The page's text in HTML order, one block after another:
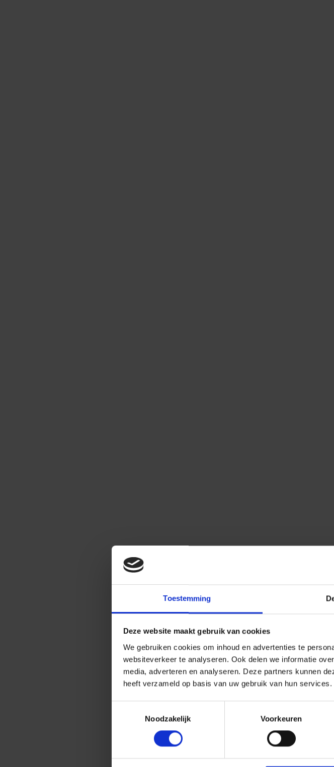
Toestemming
Deze website maakt gebruik van cookies
We gebruiken cookies om inhoud en advertenties te
websiteverkeer te analyseren. Ook delen we informatie
media, adverteren en analyseren. Deze partners kunnen
heeft verzameld op basis van uw gebruik van hun services.
Noodzakelijk
Voorkeuren